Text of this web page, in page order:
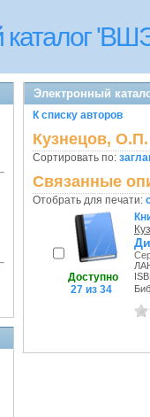
каталог
Электронный
К списку авторов
Кузнецов, О.П.
Сортировать по:
Связанные
Отобрать для печати:
Доступно
27 из 34